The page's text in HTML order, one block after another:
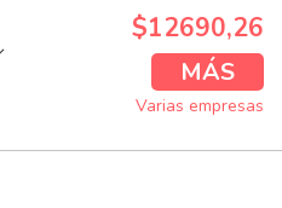
$12690,26
MÁS
Varias empresas